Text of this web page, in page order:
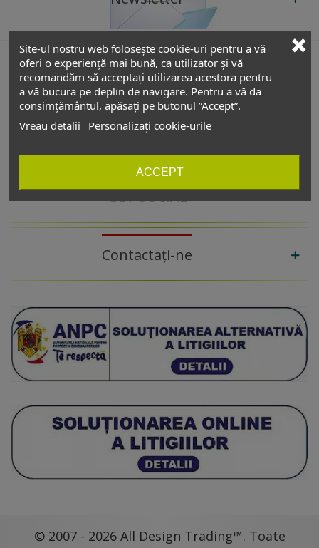
Site-ul nostru web folosește cookie-uri pentru a vă
oferi o experiență mai bună, ca utilizator și vă
recomandăm să acceptați utilizarea acestora pentru
a vă bucura pe deplin de navigare. Pentru a vă da
consimțământul, apăsați pe butonul ”Accept”.
Vreau detalii
Personalizați cookie-urile
ACCEPT
De interes
Catalog
GET SOCIAL
Contactați-ne
© 2007 - 2026 All Design Trading™. Toate